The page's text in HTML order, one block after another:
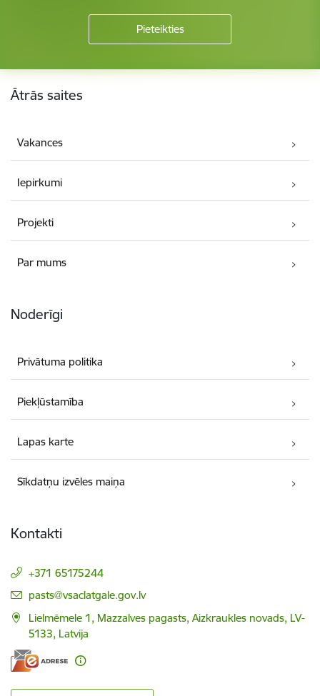
Kājene
Ātrās saites
Vakances
Iepirkumi
Projekti
Par mums
Noderīgi
Privātuma politika
Piekļūstamība
Lapas karte
Sīkdatņu izvēles maiņa
Kontakti
+371 65175244
E-pasts:
pasts@vsaclatgale.gov.lv
Lielmēmele 1, Mazzalves pagasts, Aizkraukles novads, LV-
5133, Latvija